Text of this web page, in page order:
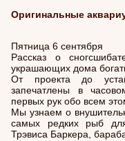
Оригинальные
Пятница 6 сентября
Рассказ о
украшающих дома
От проекта до
запечатлены в
первых рук обо всем
Мы узнаем о
самых редких рыб
Трэвиса Баркера,